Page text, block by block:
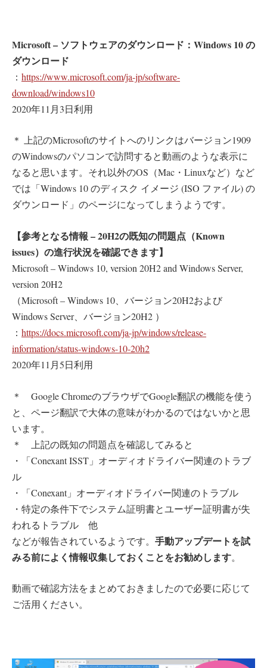
Microsoft – ソフトウェアのダウンロード：Windows 10 の
ダウンロード
： https://www.microsoft.com/ja-jp/software-
download/windows10
2020年11月3日利用
＊ 上記のMicrosoftのサイトへのリンクはバージョン1909
のWindowsのパソコンで訪問すると動画のような表示に
なると思います。それ以外のOS（Mac・Linuxなど）など
では「Windows 10 のディスク イメージ (ISO ファイル) の
ダウンロード」のページになってしまうようです。
【参考となる情報 – 20H2の既知の問題点（Known
issues）の進行状況を確認できます】
Microsoft – Windows 10, version 20H2 and Windows Server,
version 20H2
（Microsoft – Windows 10、バージョン20H2および
Windows Server、バージョン20H2 ）
： https://docs.microsoft.com/ja-jp/windows/release-
information/status-windows-10-20h2
2020年11月5日利用
＊ Google ChromeのブラウザでGoogle翻訳の機能を使う
と、ページ翻訳で大体の意味がわかるのではないかと思
います。
＊ 上記の既知の問題点を確認してみると
・「Conexant ISST」オーディオドライバー関連のトラブ
ル
・「Conexant」オーディオドライバー関連のトラブル
・特定の条件下でシステム証明書とユーザー証明書が失
われるトラブル 他
などが報告されているようです。 手動アップデートを試
みる前によく情報収集しておくことをお勧めします。
動画で確認方法をまとめておきましたので必要に応じて
ご活用ください。